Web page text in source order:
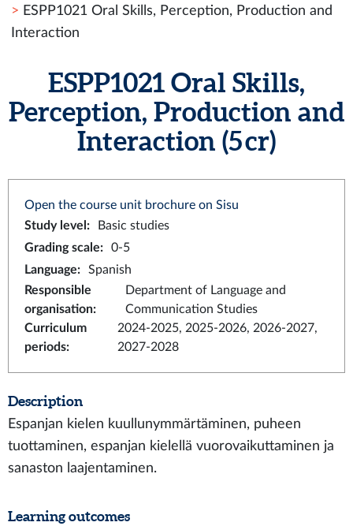
ESPP1021 Oral Skills, Perception, Production and
Interaction
ESPP1021 Oral Skills,
Perception, Production and
Interaction (5 cr)
Open the course unit brochure on Sisu
Study level :
Basic studies
Grading scale:
0-5
Language:
Spanish
Responsible
organisation:
Department of Language and
Communication Studies
Curriculum
periods:
2024-2025, 2025-2026, 2026-2027,
2027-2028
Description
Espanjan kielen kuullunymmärtäminen, puheen
tuottaminen, espanjan kielellä vuorovaikuttaminen ja
sanaston laajentaminen.
Learning outcomes